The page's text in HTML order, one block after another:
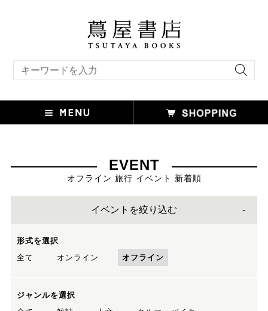
EVENT
オフライン 旅行 イベント 新着順
イベントを絞り込む
形式を選択
全て
オンライン オフライン
ジャンルを選択